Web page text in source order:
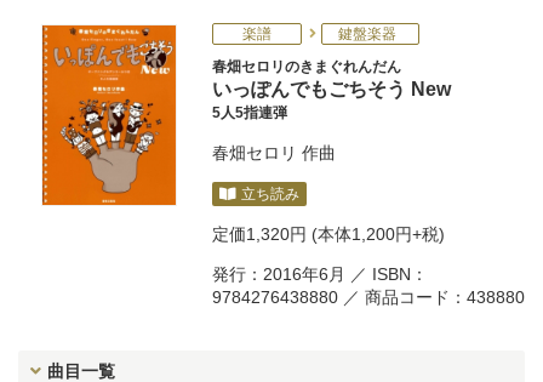
楽譜
鍵盤楽器
春畑セロリのきまぐれんだん
いっぽんでもごちそう New
5人5指連弾
春畑セロリ 作曲
立ち読み
定価1,320円 (本体1,200円+税)
発行：2016年6月 ／ ISBN：
9784276438880 ／ 商品コード：438880
曲目一覧